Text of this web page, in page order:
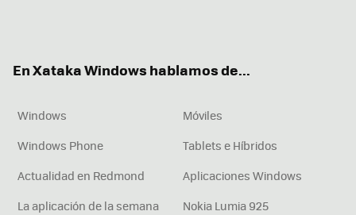
En Xataka Windows hablamos de...
Windows
Móviles
Windows Phone
Tablets e Híbridos
Actualidad en Redmond
Aplicaciones Windows
La aplicación de la semana
Nokia Lumia 925